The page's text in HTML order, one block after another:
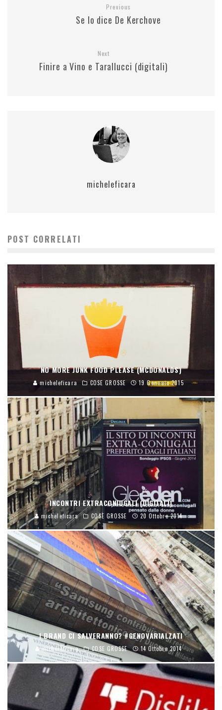
Previous
Se lo dice De Kerchove
Next
Finire a Vino e Tarallucci (digitali)
micheleficara
POST CORRELATI
NO MORE JUNK FOOD PLEASE (MCDONALDS)
micheleficara COSE GROSSE 19 Gennaio 2015
INCONTRI EXTRACONIUGALI (DIGITALI)
micheleficara COSE GROSSE 20 Ottobre 2014
I BRAND CI SALVERANNO? #GENOVARIALZATI
micheleficara COSE GROSSE 14 Ottobre 2014